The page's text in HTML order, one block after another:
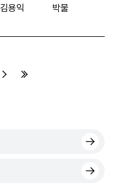
김용익 박물